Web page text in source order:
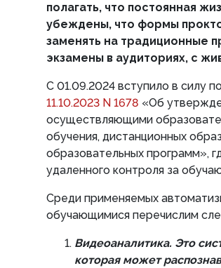
полагать, что постоянная
убеждены, что формы
заменять на традиционные
экзамены в аудиториях, с
С 01.09.2024 вступило в силу
11.10.2023 N 1678 «Об
осуществляющими
обучения, дистанционных
образовательных программ»,
удаленного контроля за
Среди применяемых
обучающимися перечислим
Видеоаналитика. Это
которая может